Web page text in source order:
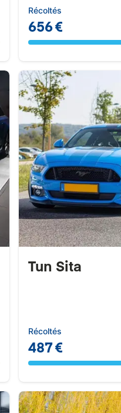
Récoltés
656 €
Tun Sita
Récoltés
487 €